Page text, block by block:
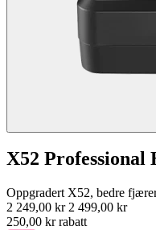
X52 Professional
Oppgradert X52, bedre
2 249,00 kr 2 499,00 kr
250,00 kr rabatt